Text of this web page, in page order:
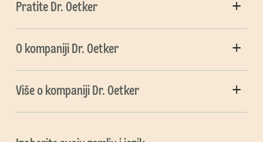
Pratite Dr. Oetker
O kompaniji Dr. Oetker
Više o kompaniji Dr. Oetker